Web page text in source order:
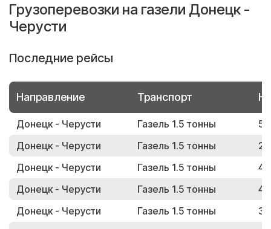
Грузоперевозки на газели Донецк -
Черусти
Последние рейсы
Направление Транспорт
Донецк - Черусти Газель 1.5 тонны
Донецк - Черусти
Газель 1.5 тонны
Донецк - Черусти
Газель 1.5 тонны
Донецк - Черусти
Газель 1.5 тонны
Донецк - Черусти
Газель 1.5 тонны